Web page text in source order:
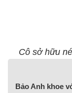
Cô sở hữu
Bảo Anh khoe